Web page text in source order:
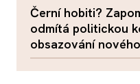
Černí hobiti?
odmítá politickou
obsazování